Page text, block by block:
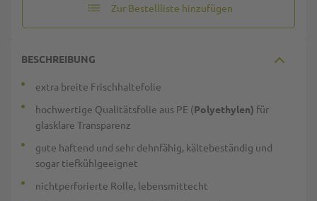
Zur Bestellliste hinzufügen
BESCHREIBUNG
extra breite Frischhaltefolie
hochwertige Qualitätsfolie aus PE (Polyethylen) für
glasklare Transparenz
gute haftend und sehr dehnfähig, kältebeständig und
sogar tiefkühlgeeignet
nichtperforierte Rolle, lebensmittecht